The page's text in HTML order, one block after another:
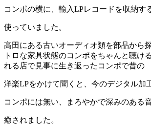
コンポの横に、輸入LPレコードを収納す
使っていました。
高田にある古いオーディオ類を部品から
トロな家具状態のコンポをちゃんと聴け
れる店で見事に生き返ったコンポで昔の
洋楽LPをかけて聞くと、今のデジタル加
コンポには無い、まろやかで深みのある
癒されました。